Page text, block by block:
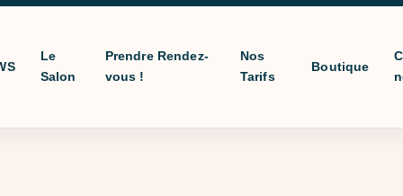
Le
Salon
Prendre Rendez-
vous !
Nos
Tarifs
Boutique